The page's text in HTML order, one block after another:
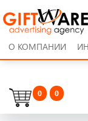
О КОМПАНИИ
0 0